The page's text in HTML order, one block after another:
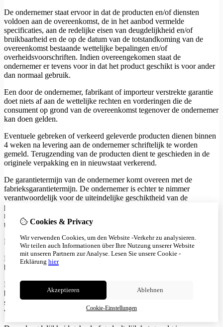
De ondernemer staat ervoor in dat de producten en/of diensten
voldoen aan de overeenkomst, de in het aanbod vermelde
specificaties, aan de redelijke eisen van deugdelijkheid en/of
bruikbaarheid en de op de datum van de totstandkoming van de
overeenkomst bestaande wettelijke bepalingen en/of
overheidsvoorschriften. Indien overeengekomen staat de
ondernemer er tevens voor in dat het product geschikt is voor ander
dan normaal gebruik.
Een door de ondernemer, fabrikant of importeur verstrekte garantie
doet niets af aan de wettelijke rechten en vorderingen die de
consument op grond van de overeenkomst tegenover de ondernemer
kan doen gelden.
Eventuele gebreken of verkeerd geleverde producten dienen binnen
4 weken na levering aan de ondernemer schriftelijk te worden
gemeld. Terugzending van de producten dient te geschieden in de
originele verpakking en in nieuwstaat verkerend.
De garantietermijn van de ondernemer komt overeen met de
fabrieksgarantietermijn. De ondernemer is echter te nimmer
verantwoordelijk voor de uiteindelijke geschiktheid van de
producten voor elke individuele toepassing door de consument,
noch voor eventuele adviezen ten aanzien van het gebruik of de
toepassing van de producten.
De garantie geldt niet indien:
De consument de geleverde producten zelf heeft gerepareerd en/of
bewerkt of door derden heeft laten repareren en/of bewerken;
De geleverde producten aan abnormale omstandigheden zijn
blootgesteld of anderszins onzorgvuldig worden behandeld of in
strijd zijn met de aanwijzingen van de ondernemer en/of op de
verpakking behandeld zijn;
Cookies & Privacy
Wir verwenden Cookies, um den Website -Verkehr zu analysieren.
Wir teilen auch Informationen über Ihre Nutzung unserer Website
mit unseren Partnern zur Analyse. Lesen Sie unsere Cookie -
Erklärung hier
Akzeptieren Ablehnen
Cookie-Einstellungen